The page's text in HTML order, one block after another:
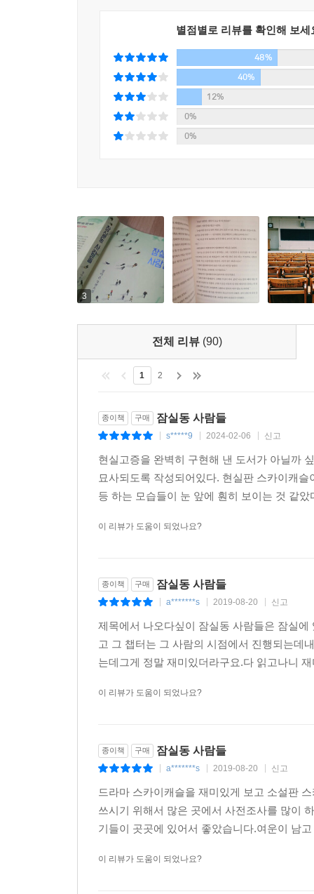
알게 되었다. 걸어 다닐 때 불안하지 않은 곳, 즐
많이 벌어서 이런 아파트를 살 것이다. 착하고 잘
그런 생각이 들었다. 그리고 웃음이 나왔다. 사
생각을 계속하기로 했다. 그런 열망이 생겨난 게
(288-289쪽)
유년기의 추억이 사라져버린 고층 아파트를 바
역사적 사실이 없었다면 지나가다 봐도 여기가
트리지움이라는 초고층 아파트로 탈바꿈해 있어
그대로여서, 그 자리를 바탕으로 자신이 살았던
바꾸지, 왜 그대로 잠실2동이란 이름을 유지
쓸어버렸다면 이 아파트가 자기가 살았던 아파트
정아은 소설가는 가진 사람들과 갖지 못한 사람
통해 서술한다. 중심부에서 밀려난 제각각의
특히 지환엄마, 해성엄마의 집에서 도우미 일을
일상은 어느 날 동네가 뉴타운으로 지정되면서
나가고 연락두절 상태다. 언제부터 잘못되었던
집을 나온 뒤, 근근이 버티고 있는 대학생 이서영
나는 변호사가 될 수 있을까. 청운의 뜻을 품고
고깃집 일은 시급이 높은 편이었지만 일을 마치
이자를 물고, 책값을 대고, 방세에 식비와 교통비
그렇게 살 것인가. (370-371쪽)
이 외에도 ‘빌라 사는 애들’ 운운하며 학원을 평
생존을 위해 존재를 부정당하는 치욕감, 모욕감
어느새 기억을 잃고, 맹목이 되어가는 우리를 정
별점별로 리뷰를 확인해 보세
48%
40%
12%
0%
0%
3
전체 리뷰 (90)
1 2
종이책 구매 잠실동 사람들
s*****9 2024-02-06 신고
현실고증을 완벽히 구현해 낸 도서가 아닐까
묘사되도록 작성되어있다. 현실판 스카이캐
등 하는 모습들이 눈 앞에 훤히 보이는 것 같
이 리뷰가 도움이 되었나요?
종이책 구매 잠실동 사람들
a*******s 2019-08-20 신고
제목에서 나오다싶이 잠실동 사람들은 잠실
고 그 챕터는 그 사람의 시점에서 진행되는데
는데그게 정말 재미있더라구요.다 읽고나니
이 리뷰가 도움이 되었나요?
종이책 구매 잠실동 사람들
a*******s 2019-08-20 신고
드라마 스카이캐슬을 재미있게 보고 소설판
쓰시기 위해서 많은 곳에서 사전조사를 많이
기들이 곳곳에 있어서 좋았습니다.여운이 남
이 리뷰가 도움이 되었나요?